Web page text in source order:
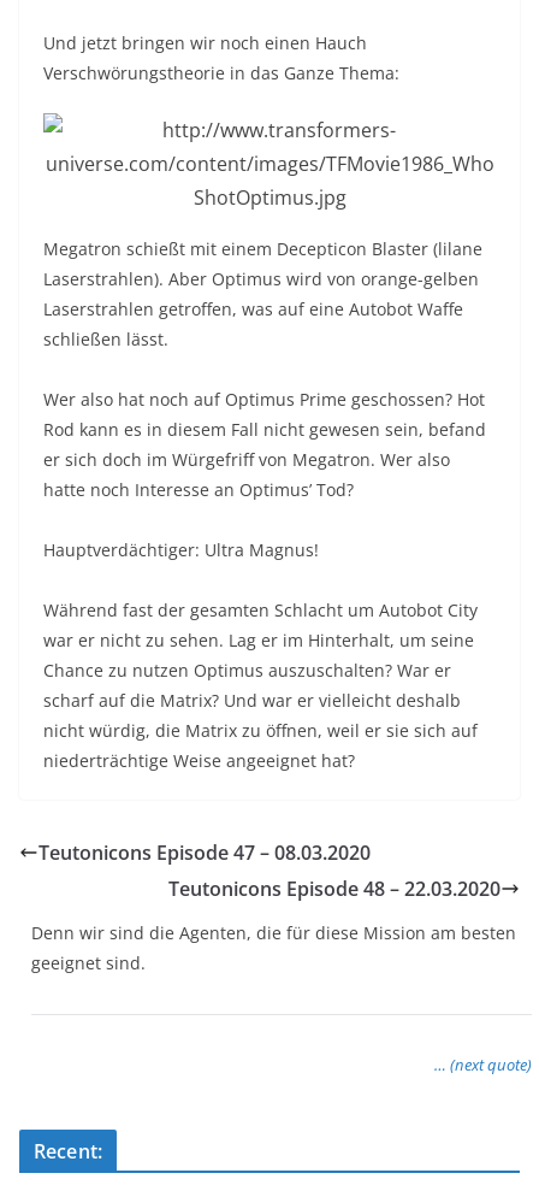
Und jetzt bringen wir noch einen Hauch
Verschwörungstheorie in das Ganze Thema:
Megatron schießt mit einem Decepticon Blaster (lilane
Laserstrahlen). Aber Optimus wird von orange-gelben
Laserstrahlen getroffen, was auf eine Autobot Waffe
schließen lässt.
Wer also hat noch auf Optimus Prime geschossen? Hot
Rod kann es in diesem Fall nicht gewesen sein, befand
er sich doch im Würgefriff von Megatron. Wer also
hatte noch Interesse an Optimus’ Tod?
Hauptverdächtiger: Ultra Magnus!
Während fast der gesamten Schlacht um Autobot City
war er nicht zu sehen. Lag er im Hinterhalt, um seine
Chance zu nutzen Optimus auszuschalten? War er
scharf auf die Matrix? Und war er vielleicht deshalb
nicht würdig, die Matrix zu öffnen, weil er sie sich auf
niederträchtige Weise angeeignet hat?
Teutonicons Episode 47 – 08.03.2020
Teutonicons Episode 48 – 22.03.2020
Denn wir sind die Agenten, die für diese Mission am besten
geeignet sind.
… (next quote)
Recent: